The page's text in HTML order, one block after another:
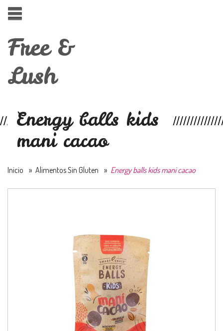
Free &
Lush
Energy balls kids
mani cacao
Inicio » Alimentos Sin Gluten » Energy balls kids mani cacao